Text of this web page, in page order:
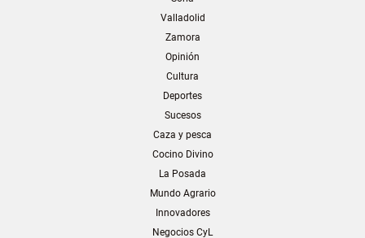
Valladolid
Zamora
Opinión
Cultura
Deportes
Sucesos
Caza y pesca
Cocino Divino
La Posada
Mundo Agrario
Innovadores
Negocios CyL